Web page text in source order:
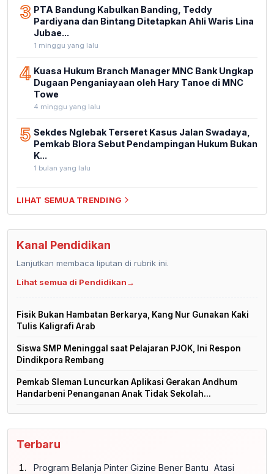
3 PTA Bandung Kabulkan Banding, Teddy
Pardiyana dan Bintang Ditetapkan Ahli Waris Lina
Jubae...
1 minggu yang lalu
4 Kuasa Hukum Branch Manager MNC Bank Ungkap
Dugaan Penganiayaan oleh Hary Tanoe di MNC
Towe
4 minggu yang lalu
5 Sekdes Nglebak Terseret Kasus Jalan Swadaya,
Pemkab Blora Sebut Pendampingan Hukum Bukan
K...
1 bulan yang lalu
LIHAT SEMUA TRENDING
Kanal Pendidikan
Lanjutkan membaca liputan di rubrik ini.
Lihat semua di Pendidikan→
Fisik Bukan Hambatan Berkarya, Kang Nur Gunakan Kaki
Tulis Kaligrafi Arab
Siswa SMP Meninggal saat Pelajaran PJOK, Ini Respon
Dindikpora Rembang
Pemkab Sleman Luncurkan Aplikasi Gerakan Andhum
Handarbeni Penanganan Anak Tidak Sekolah...
Terbaru
Program Belanja Pinter Gizine Bener Bantu Atasi